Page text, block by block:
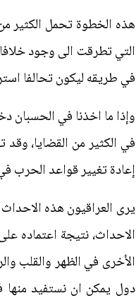
هذه الخطوة تحمل الكثير
التي تطرقت الى وجود
في طريقه ليكون تحالفا
وإذا ما اخذنا في الحسبان
في الكثير من القضايا،
إعادة تغيير قواعد الحرب
يرى العراقيون هذه
الاحداث، نتيجة اعتماده
الأخرى في الظهر والقلب
دول يمكن ان نستفيد منها